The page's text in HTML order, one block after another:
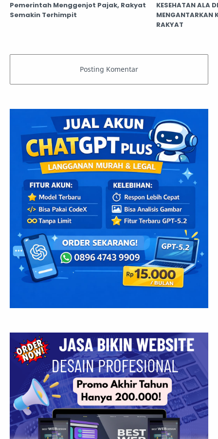
Pemerintah Menggenjot Pajak, Rakyat
Semakin Terhimpit
KESEHATAN ALA
MENGANTARKAN
RAKYAT